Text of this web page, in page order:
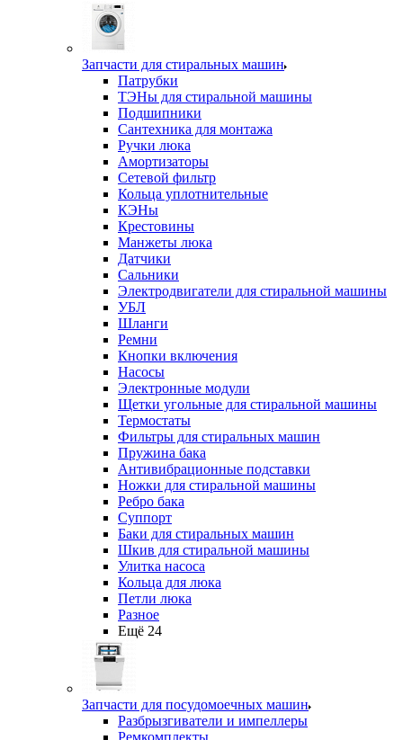
Запчасти для стиральных машин
Патрубки
ТЭНы для стиральной машины
Подшипники
Сантехника для монтажа
Ручки люка
Амортизаторы
Сетевой фильтр
Кольца уплотнительные
КЭНы
Крестовины
Манжеты люка
Датчики
Сальники
Электродвигатели для стиральной машины
УБЛ
Шланги
Ремни
Кнопки включения
Насосы
Электронные модули
Щетки угольные для стиральной машины
Термостаты
Фильтры для стиральных машин
Пружина бака
Антивибрационные подставки
Ножки для стиральной машины
Ребро бака
Суппорт
Баки для стиральных машин
Шкив для стиральной машины
Улитка насоса
Кольца для люка
Петли люка
Разное
Ещё 24
Запчасти для посудомоечных машин
Разбрызгиватели и импеллеры
Ремкомплекты